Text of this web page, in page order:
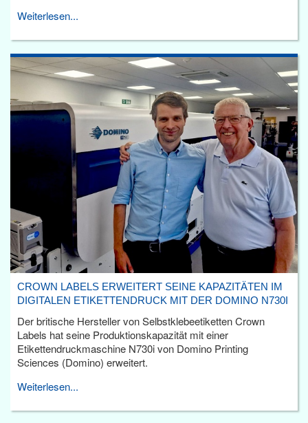
Weiterlesen...
CROWN LABELS ERWEITERT SEINE KAPAZITÄTEN IM
DIGITALEN ETIKETTENDRUCK MIT DER DOMINO N730I
Der britische Hersteller von Selbstklebeetiketten Crown
Labels hat seine Produktionskapazität mit einer
Etikettendruckmaschine N730i von Domino Printing
Sciences (Domino) erweitert.
Weiterlesen...